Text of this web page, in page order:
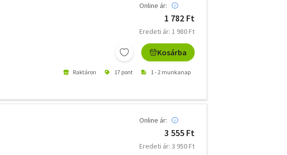
Online ár:
1 782 Ft
Eredeti ár: 1 980 Ft
Kosárba
Raktáron 17 pont 1 - 2 munkanap
Online ár:
3 555 Ft
Eredeti ár: 3 950 Ft